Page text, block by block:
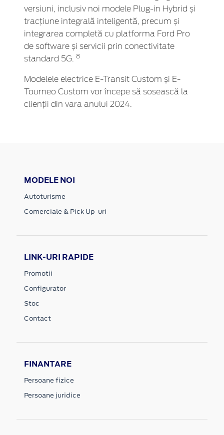
versiuni, inclusiv noi modele Plug-in Hybrid și
tracțiune integrală inteligentă, precum și
integrarea completă cu platforma Ford Pro
de software și servicii prin conectivitate
standard 5G. 8
Modelele electrice E-Transit Custom și E-
Tourneo Custom vor începe să sosească la
clienții din vara anului 2024.
MODELE NOI
Autoturisme
Comerciale & Pick Up-uri
LINK-URI RAPIDE
Promotii
Configurator
Stoc
Contact
FINANTARE
Persoane fizice
Persoane juridice